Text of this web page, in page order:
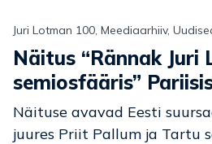
Juri Lotman 100, Meediaarhiiv,
Näitus “Rännak Juri Lotmani
semiosfääris”
Näituse avavad Eesti
juures Priit Pallum ja Tartu